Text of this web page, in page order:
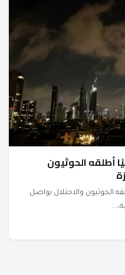
أطلقه الحوثيون
الحوثيون والاحتلال يواصل